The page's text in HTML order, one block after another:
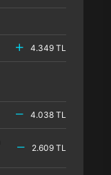
4.349 TL
4.038 TL
2.609 TL